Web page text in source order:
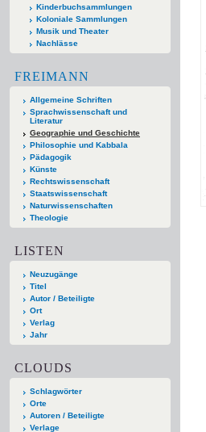
Kinderbuchsammlungen
Koloniale Sammlungen
Musik und Theater
Nachlässe
FREIMANN
Allgemeine Schriften
Sprachwissenschaft und
Literatur
Geographie und Geschichte
Philosophie und Kabbala
Pädagogik
Künste
Rechtswissenschaft
Staatswissenschaft
Naturwissenschaften
Theologie
LISTEN
Neuzugänge
Titel
Autor / Beteiligte
Ort
Verlag
Jahr
CLOUDS
Schlagwörter
Orte
Autoren / Beteiligte
Verlage